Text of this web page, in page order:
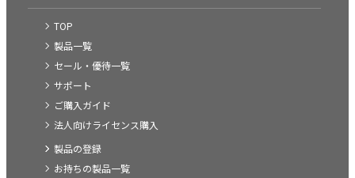
TOP
製品一覧
セール・優待一覧
サポート
ご購入ガイド
法人向けライセンス購入
製品の登録
お持ちの製品一覧